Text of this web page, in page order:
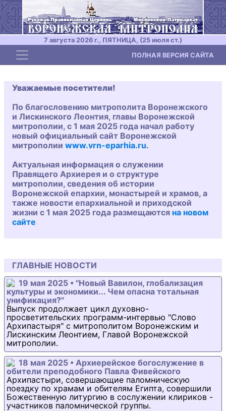
7 августа 2026 г., ПЯТНИЦА, (25 июля ст.)
Toggle navigation ПОЛНАЯ ВЕРСИЯ САЙТА
Уважаемые посетители!
По благословению митрополита Воронежского
и Лискинского Леонтия, главы Воронежской
митрополии, с 1 мая 2025 года начал работу
новый официальный сайт Воронежской
митрополии www.vrn-eparhia.ru.
Актуальная информация о служении
Правящего Архиерея и о структуре
митрополии, сведения об истории
Воронежской епархии, монастырей и храмов, а
также новости епархиальной и приходской
жизни с 1 мая 2025 года размещаются на новом
сайте
ГЛАВНЫЕ НОВОСТИ
19 мая 2025 • "Новый Вавилон, глобализация
культуры и экономики... Чем опасна тотальная
унификация?"
Выпуск продолжает цикл духовно-
просветительских программ-интервью "Слово
Архипастыря" с митрополитом Воронежским и
Лискинским Леонтием, Главой Воронежской
митрополии.
18 мая 2025 • Архиерейское богослужение в
обители преподобного Павла Фивейского
Архипастыри, совершающие паломническую
поездку по храмам и обителям Египта, совершили
Божественную литургию в сослужении клириков -
участников паломнической группы.